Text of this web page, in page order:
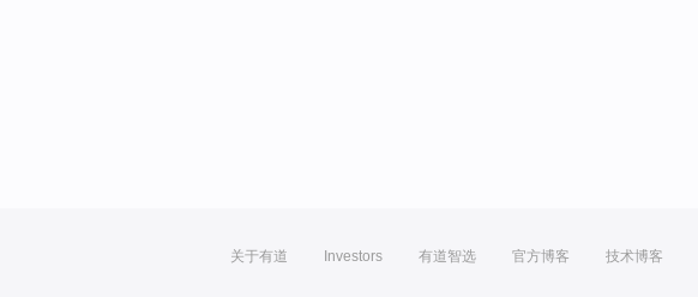
关于有道 Investors 有道智选 官方博客 技术博客